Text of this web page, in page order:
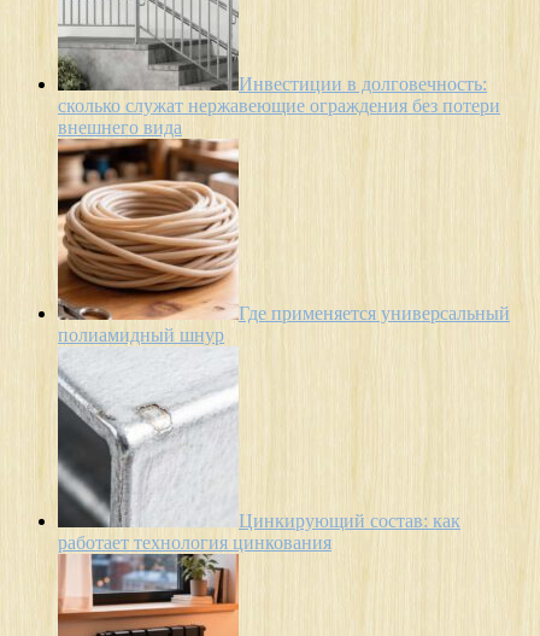
Инвестиции в долговечность:
сколько служат нержавеющие ограждения без потери
внешнего вида
Где применяется универсальный
полиамидный шнур
Цинкирующий состав: как
работает технология цинкования